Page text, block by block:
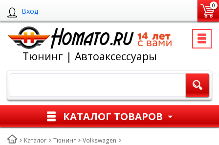
Вход
0
Тюнинг | Автоаксессуары
КАТАЛОГ ТОВАРОВ
Каталог Тюнинг
Volkswagen